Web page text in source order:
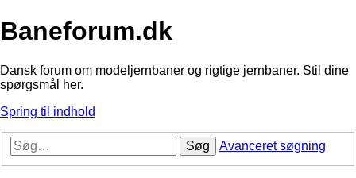
Baneforum.dk
Dansk forum om modeljernbaner og rigtige jernbaner. Stil dine
spørgsmål her.
Spring til indhold
Søg Avanceret søgning